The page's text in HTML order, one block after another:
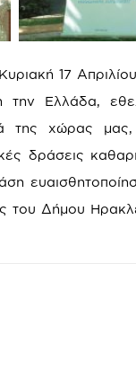
17
Ελλάδα,
της χώρας
δράσεις
του Δήμου